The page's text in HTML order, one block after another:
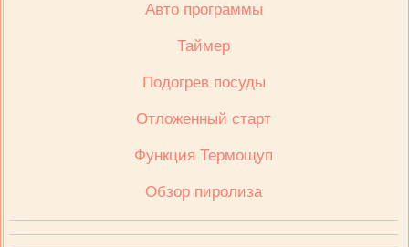
Авто программы
Таймер
Подогрев посуды
Отложенный старт
Функция Термощуп
Обзор пиролиза